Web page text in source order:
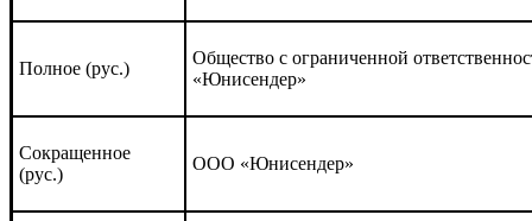
Полное (рус.)
Общество с ограниченной
«Юнисендер»
Сокращенное
(рус.)
ООО «Юнисендер»